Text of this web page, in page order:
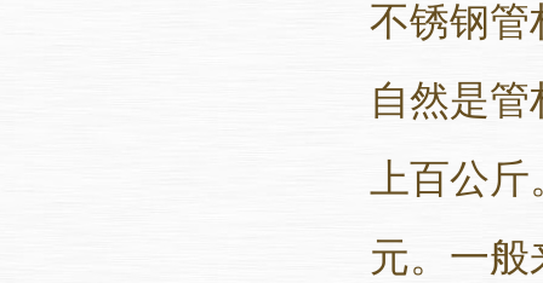
不锈钢
自然是
上百公
元。一